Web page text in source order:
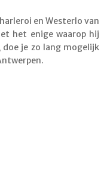
en Westerlo van
het enige waarop hij
je zo lang mogelijk